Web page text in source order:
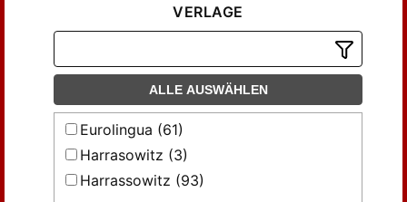
VERLAGE
ALLE AUSWÄHLEN
Eurolingua (61)
Harrasowitz (3)
Harrassowitz (93)